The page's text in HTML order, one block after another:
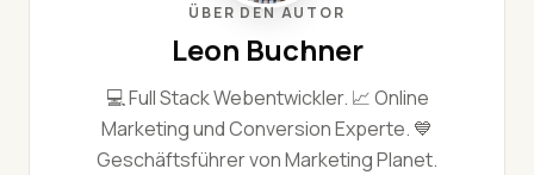
ÜBER DEN AUTOR
Leon Buchner
💻 Full Stack Webentwickler. 📈 Online
Marketing und Conversion Experte. 💙
Geschäftsführer von Marketing Planet.